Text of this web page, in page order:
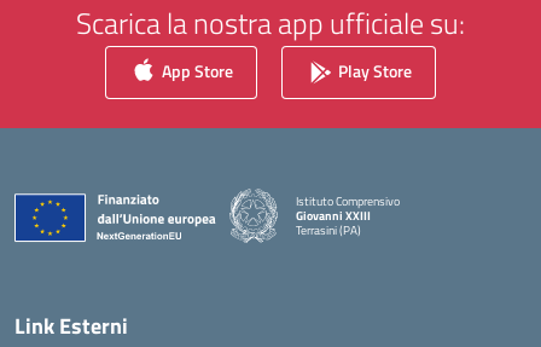
Scarica la nostra app ufficiale su:
App Store Play Store
Istituto Comprensivo
Giovanni XXIII
Terrasini (PA)
Link Esterni